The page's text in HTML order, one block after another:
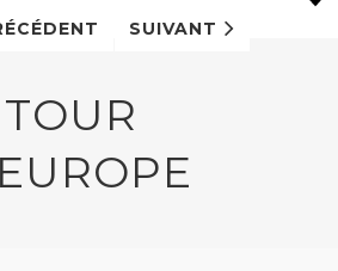
TOUR
SUIVANT